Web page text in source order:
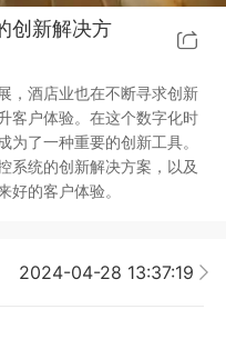
创新解决方
，酒店业也在不断寻求创新
客户体验。在这个数字化时
为了一种重要的创新工具。
系统的创新解决方案，以及
好的客户体验。
2024-04-28 13:37:19